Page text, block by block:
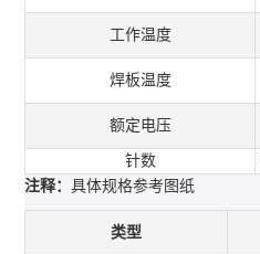
工作温度
焊板温度
额定电压
针数
注释：具体规格参考图纸
类型